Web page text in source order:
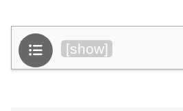
目次 [show]